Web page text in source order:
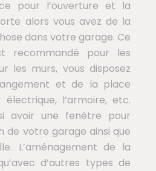
pour l’ouverture et la
alors vous avez de la
dans votre garage. Ce
pour les
les murs, vous disposez
et de la place
l’armoire, etc.
avoir une fenêtre pour
de votre garage ainsi que
L’aménagement de la
d’autres types de